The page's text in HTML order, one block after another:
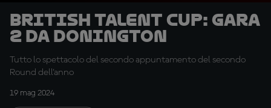
British Talent Cup: Gara
2 da Donington
Tutto lo spettacolo del secondo appuntamento del secondo
Round dell'anno
19 mag 2024